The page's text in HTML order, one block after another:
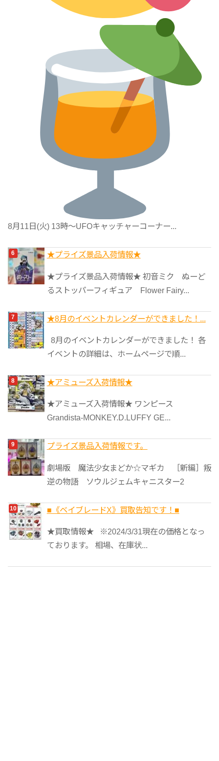
8月11日(火) 13時〜UFOキャッチャーコーナー...
★プライズ景品入荷情報★
★プライズ景品入荷情報★ 初音ミク ぬーど
るストッパーフィギュア Flower Fairy...
★8月のイベントカレンダーができました！...
8月のイベントカレンダーができました！ 各
イベントの詳細は、ホームページで順...
★アミューズ入荷情報★
★アミューズ入荷情報★ ワンピース
Grandista-MONKEY.D.LUFFY GE...
プライズ景品入荷情報です。
劇場版 魔法少女まどか☆マギカ ［新編］叛
逆の物語 ソウルジェムキャニスター2
■《ベイブレードX》買取告知です！■
★買取情報★ ※2024/3/31現在の価格となっ
ております。 相場、在庫状...